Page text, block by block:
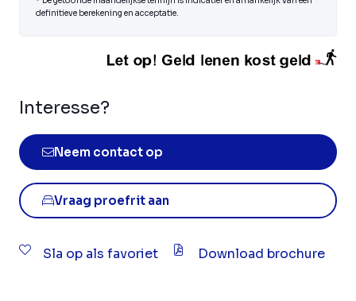
definitieve berekening en acceptatie.
Interesse?
Neem contact op
Vraag proefrit aan
Sla op als favoriet Download brochure